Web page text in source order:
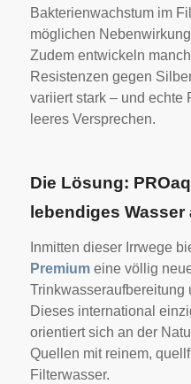
Bakterienwachstum im
möglichen
Zudem entwickeln
Resistenzen gegen
variiert stark – und echte
leeres Versprechen.
Die Lösung:
lebendiges Wasser
Inmitten dieser Irrwege
Premiumeine völlig
Trinkwasseraufbereitung
Dieses international
orientiert sich an der
Quellen mit reinem,
Filterwasser.